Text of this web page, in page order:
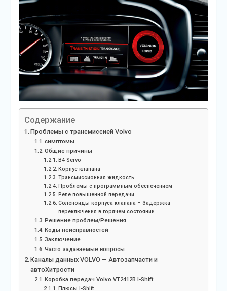
Содержание
Проблемы с трансмиссией Volvo
симптомы
Общие причины
B4 Servo
Корпус клапана
Трансмиссионная жидкость
Проблемы с программным обеспечением
Реле повышенной передачи
Соленоиды корпуса клапана – Задержка
переключения в горячем состоянии
Решение проблем/Решения
Коды неисправностей
Заключение
Часто задаваемые вопросы
Каналы данных VOLVO — Автозапчасти и
автоХитрости
Коробка передач Volvo VT2412B I-Shift
Плюсы I-Shift